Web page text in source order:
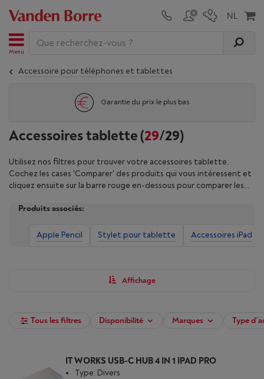
Menu
Accessoire pour téléphones et tablettes
Garantie du prix le plus bas
Accessoires tablette(29/29)
Utilisez nos filtres pour trouver votre accessoires tablette.
Cochez les cases 'Comparer' des produits qui vous intéressent et
cliquez ensuite sur la barre rouge en-dessous pour comparer les
Produits associés:
Apple Pencil Stylet pour tablette Accessoires iPad
Affichage
Tous les filtres Disponibilité Marques Type
IT WORKS USB-C HUB 4 IN 1 IPAD PRO
Type: Divers